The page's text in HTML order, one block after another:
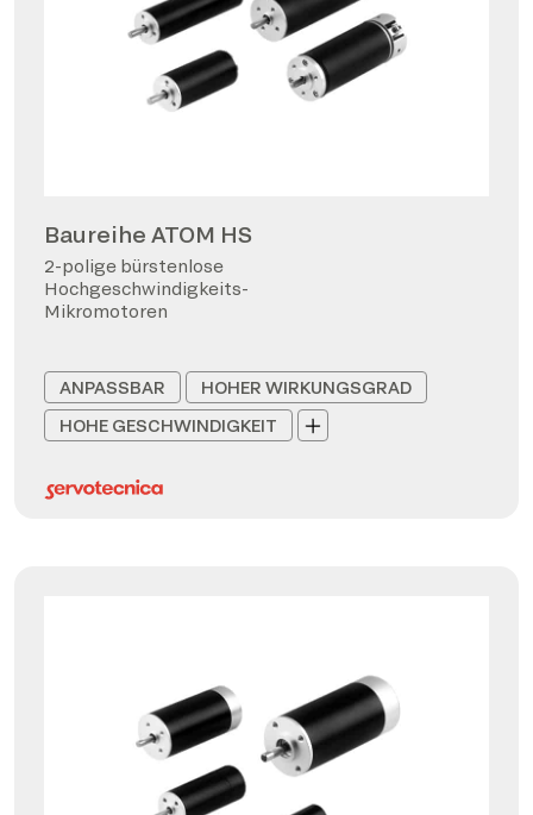
Baureihe ATOM HS
2-polige bürstenlose
Hochgeschwindigkeits-
Mikromotoren
ANPASSBAR
HOHER WIRKUNGSGRAD
HOHE GESCHWINDIGKEIT